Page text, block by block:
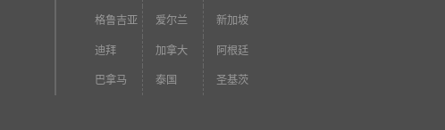
格鲁吉亚 爱尔兰 新加坡
迪拜 加拿大 阿根廷
巴拿马 泰国 圣基茨